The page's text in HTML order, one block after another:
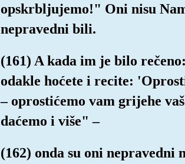
opskrbljujemo!" Oni nisu
nepravedni bili.
(161) A kada im je bilo
odakle hoćete i recite:
– oprostićemo vam grijehe
daćemo i više" –
(162) onda su oni